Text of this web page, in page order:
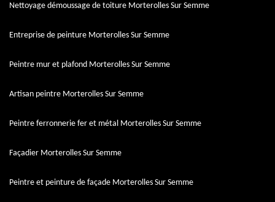
Nettoyage démoussage de toiture Morterolles Sur Semme
Entreprise de peinture Morterolles Sur Semme
Peintre mur et plafond Morterolles Sur Semme
Artisan peintre Morterolles Sur Semme
Peintre ferronnerie fer et métal Morterolles Sur Semme
Façadier Morterolles Sur Semme
Peintre et peinture de façade Morterolles Sur Semme